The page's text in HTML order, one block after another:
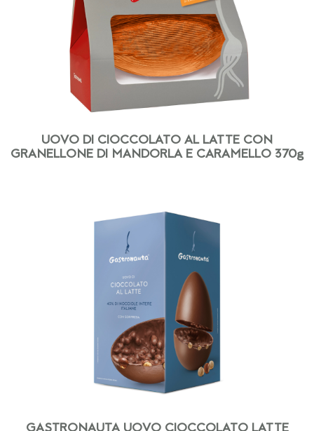
UOVO DI CIOCCOLATO AL LATTE CON
GRANELLONE DI MANDORLA E CARAMELLO 370g